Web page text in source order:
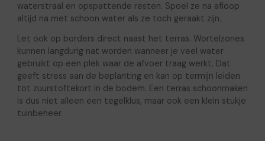
waterstraal en opspattende resten. Spoel ze na afloop
altijd na met schoon water als ze toch geraakt zijn.
Let ook op borders direct naast het terras. Wortelzones
kunnen langdurig nat worden wanneer je veel water
gebruikt op een plek waar de afvoer traag werkt. Dat
geeft stress aan de beplanting en kan op termijn leiden
tot zuurstoftekort in de bodem. Een terras schoonmaken
is dus niet alleen een tegelklus, maar ook een klein stukje
tuinbeheer.